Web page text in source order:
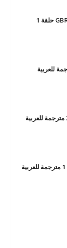
برنامج GBRB: Reap What You Sow حلقة 1
برنامج نادي الأصدقاء السري حلقة 1 مترجمة للعربية